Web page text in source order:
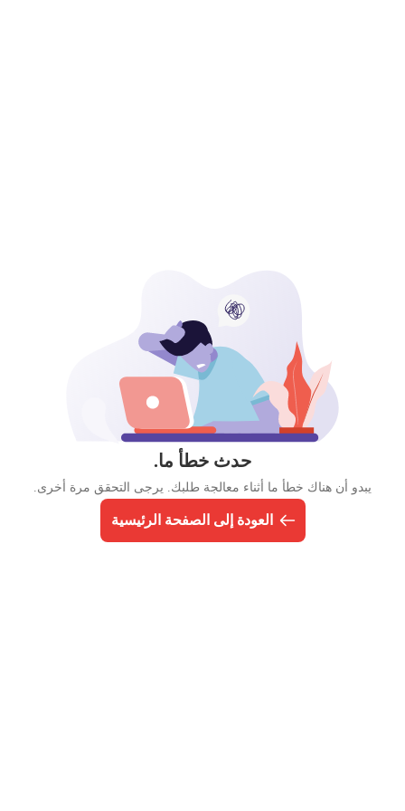
حدث خطأ ما.
يبدو أن هناك خطأ ما أثناء معالجة طلبك. يرجى التحقق مرة أخرى.
العودة إلى الصفحة الرئيسية